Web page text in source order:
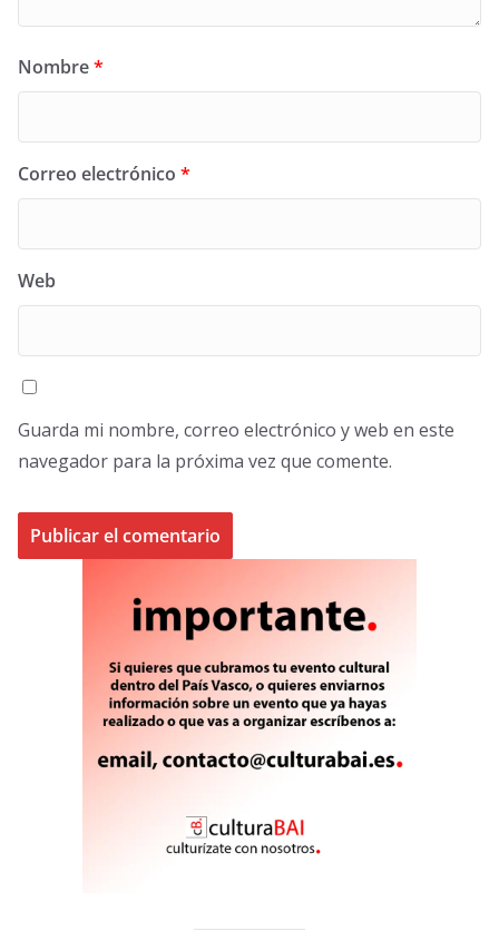
Nombre*
Correo electrónico *
Web
Guarda mi nombre, correo electrónico y web en este
navegador para la próxima vez que comente.